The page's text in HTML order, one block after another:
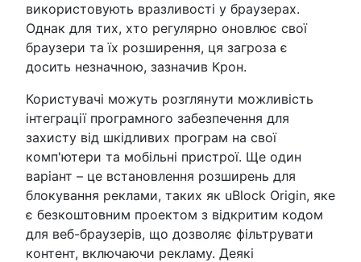
використовують вразливості у браузерах.
Однак для тих, хто регулярно оновлює свої
браузери та їх розширення, ця загроза є
досить незначною, зазначив Крон.
Користувачі можуть розглянути можливість
інтеграції програмного забезпечення для
захисту від шкідливих програм на свої
комп'ютери та мобільні пристрої. Ще один
варіант – це встановлення розширень для
блокування реклами, таких як uBlock Origin, яке
є безкоштовним проектом з відкритим кодом
для веб-браузерів, що дозволяє фільтрувати
контент, включаючи рекламу. Деякі